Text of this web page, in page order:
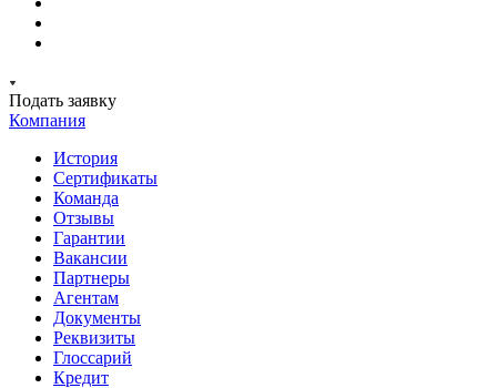
Подать заявку
Компания
История
Сертификаты
Команда
Отзывы
Гарантии
Вакансии
Партнеры
Агентам
Документы
Реквизиты
Глоссарий
Кредит